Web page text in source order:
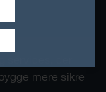
mere sikre